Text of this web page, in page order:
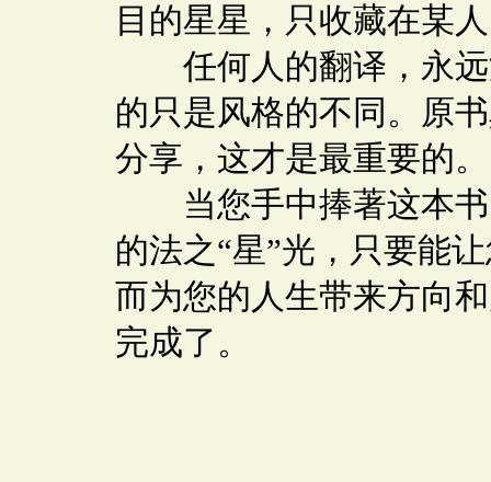
目的星星，只收藏在某
任何人的翻译，永远
的只是风格的不同。原
分享，这才是最重要的。
当您手中捧著这本书
的法之“星”光，只要能
而为您的人生带来方向
完成了。